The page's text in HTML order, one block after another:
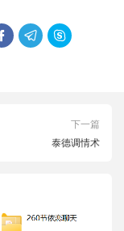
 
下一篇
泰德调情术